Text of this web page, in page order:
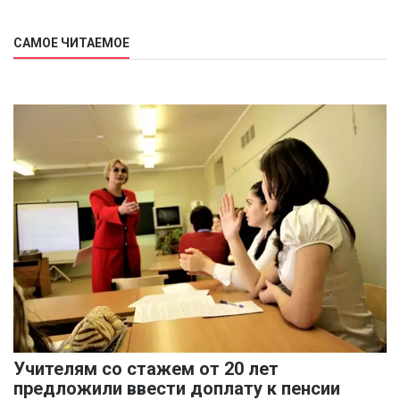
САМОЕ ЧИТАЕМОЕ
Учителям со стажем от 20 лет
предложили ввести доплату к пенсии